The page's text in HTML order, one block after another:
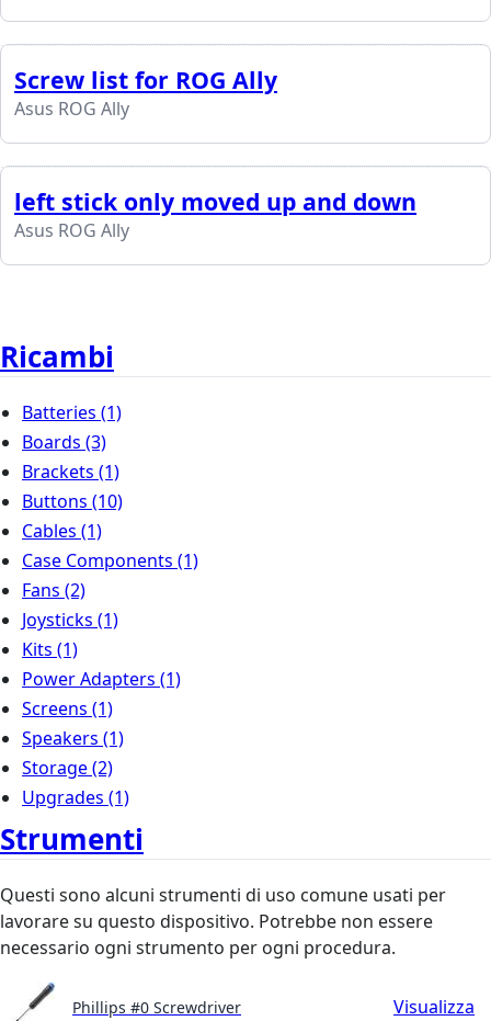
Screw list for ROG Ally
Asus ROG Ally
left stick only moved up and down
Asus ROG Ally
Ricambi
Batteries (1)
Boards (3)
Brackets (1)
Buttons (10)
Cables (1)
Case Components (1)
Fans (2)
Joysticks (1)
Kits (1)
Power Adapters (1)
Screens (1)
Speakers (1)
Storage(2)
Upgrades (1)
Strumenti
Questi sono alcuni strumenti di uso comune usati per
lavorare su questo dispositivo. Potrebbe non essere
necessario ogni strumento per ogni procedura.
Phillips #0 Screwdriver Visualizza